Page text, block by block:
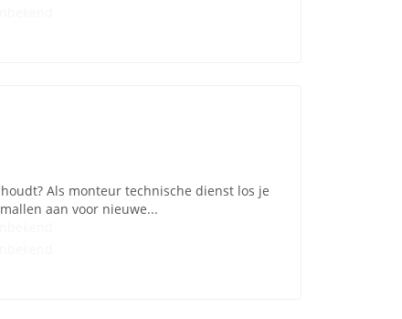
Als monteur technische dienst los je
aan voor nieuwe...